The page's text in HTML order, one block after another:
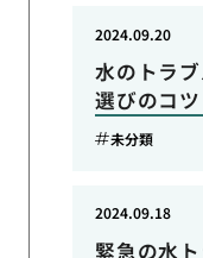
水のトラ
選びのコツ
2024.09.20
未分類
緊急の水
2024.09.18